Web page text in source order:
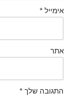
אימייל *
אתר
התגובה שלך *